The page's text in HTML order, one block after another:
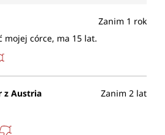
tworzenia
i hemoglobiny, do
tlenu w organizmie, do
energetycznego, do
układu
Zanim 1 rok
mojej córce, ma 15 lat.
z Austria
Zanim 2 lat